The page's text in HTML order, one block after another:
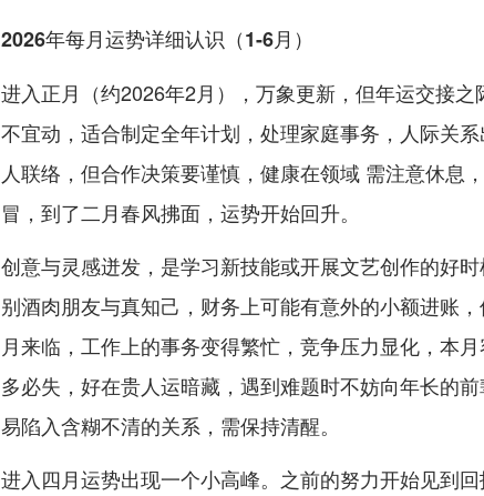
2026年每月运势详细认识（1-6月）
进入正月（约2026年2月），万象更新，但年运交接
不宜动，适合制定全年计划，处理家庭事务，人际关
人联络，但合作决策要谨慎，健康在领域 需注意休息
冒，到了二月春风拂面，运势开始回升。
创意与灵感迸发，是学习新技能或开展文艺创作的好
别酒肉朋友与真知己，财务上可能有意外的小额进账
月来临，工作上的事务变得繁忙，竞争压力显化，本
多必失，好在贵人运暗藏，遇到难题时不妨向年长的
易陷入含糊不清的关系，需保持清醒。
进入四月运势出现一个小高峰。之前的努力开始见到